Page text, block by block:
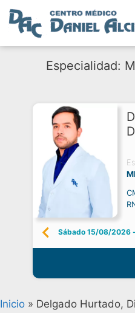
Especialidad:
Sábado 15/08/2026 -
Inicio » Delgado Hurtado,